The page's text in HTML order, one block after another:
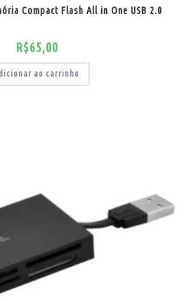
Compact Flash All in One USB 2.0
R$65,00
ao carrinho